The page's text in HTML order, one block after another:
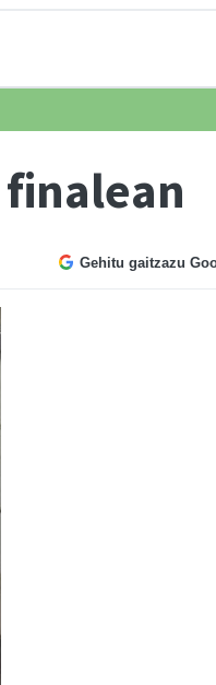
Gehitu gaitzazu